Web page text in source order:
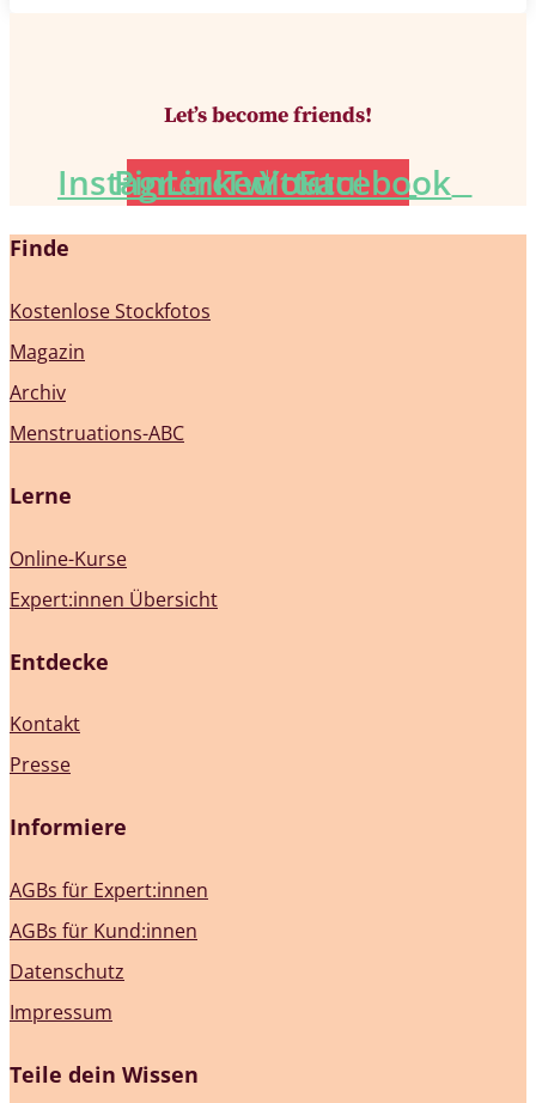
Let’s become friends!
Instagram
Pinterest
Linkedin
Twitter
Youtube
Facebook
Finde
Kostenlose Stockfotos
Magazin
Archiv
Menstruations-ABC
Lerne
Online-Kurse
Expert:innen Übersicht
Entdecke
Kontakt
Presse
Informiere
AGBs für Expert:innen
AGBs für Kund:innen
Datenschutz
Impressum
Teile dein Wissen